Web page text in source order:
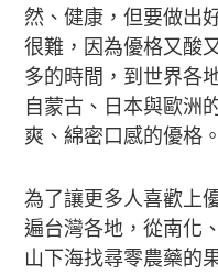
然、健康，但要做出
很難，因為優格又酸
多的時間，到世界各
自蒙古、日本與歐洲
爽、綿密口感的優格。
為了讓更多人喜歡上
遍台灣各地，從南化
山下海找尋零農藥的